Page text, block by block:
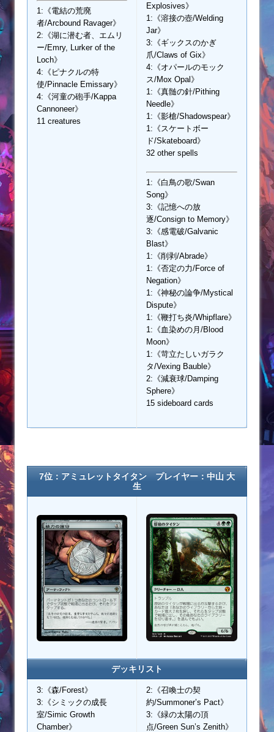
1:《電結の荒廃
者/Arcbound Ravager》
2:《湖に潜む者、エムリ
ー/Emry, Lurker of the
Loch》
4:《ピナクルの特
使/Pinnacle Emissary》
4:《河童の砲手/Kappa
Cannoneer》
11 creatures
Explosives》
1:《溶接の壺/Welding
Jar》
3:《ギックスのかぎ
爪/Claws of Gix》
4:《オパールのモック
ス/Mox Opal》
1:《真髄の針/Pithing
Needle》
1:《影槍/Shadowspear》
1:《スケートボー
ド/Skateboard》
32 other spells
1:《白鳥の歌/Swan
Song》
3:《記憶への放
逐/Consign to Memory》
3:《感電破/Galvanic
Blast》
1:《削剥/Abrade》
1:《否定の力/Force of
Negation》
1:《神秘の論争/Mystical
Dispute》
1:《鞭打ち炎/Whipflare》
1:《血染めの月/Blood
Moon》
1:《苛立たしいガラク
タ/Vexing Bauble》
2:《減衰球/Damping
Sphere》
15 sideboard cards
7位：アミュレットタイタン プレイヤー：中山 大
生
デッキリスト
3:《森/Forest》
3:《シミックの成長
室/Simic Growth
Chamber》
2:《召喚士の契
約/Summoner’s Pact》
3:《緑の太陽の頂
点/Green Sun’s Zenith》